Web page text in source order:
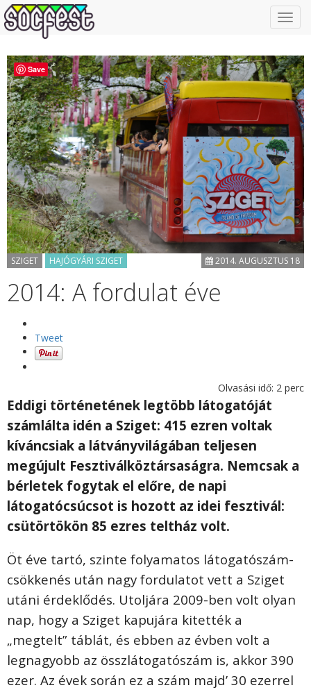
SZIGET HAJÓGYÁRI SZIGET 2014. AUGUSZTUS 18
2014: A fordulat éve
Tweet
Olvasási idő: 2 perc
Eddigi történetének legtöbb látogatóját
számlálta idén a Sziget: 415 ezren voltak
kíváncsiak a látványvilágában teljesen
megújult Fesztiválköztársaságra. Nemcsak a
bérletek fogytak el előre, de napi
látogatócsúcsot is hozott az idei fesztivál:
csütörtökön 85 ezres teltház volt.
Öt éve tartó, szinte folyamatos látogatószám-
csökkenés után nagy fordulatot vett a Sziget
utáni érdeklődés. Utoljára 2009-ben volt olyan
nap, hogy a Sziget kapujára kitették a
„megtelt” táblát, és ebben az évben volt a
legnagyobb az összlátogatószám is, akkor 390
ezer. Az évek során ez a szám majd’ 30 ezerrel
Save